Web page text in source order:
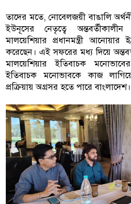
তাদের মতে, নোবেলজয়ী বাঙালি
ইউনূসের নেতৃত্বে
মালয়েশিয়ার প্রধানমন্ত্রী আনোয়ার
করেছেন। এই সফরের মধ্য দিয়ে
মালয়েশিয়ার ইতিবাচক
ইতিবাচক মনোভাবকে কাজ
প্রক্রিয়ায় অগ্রসর হতে পারে বাংলাদেশ।